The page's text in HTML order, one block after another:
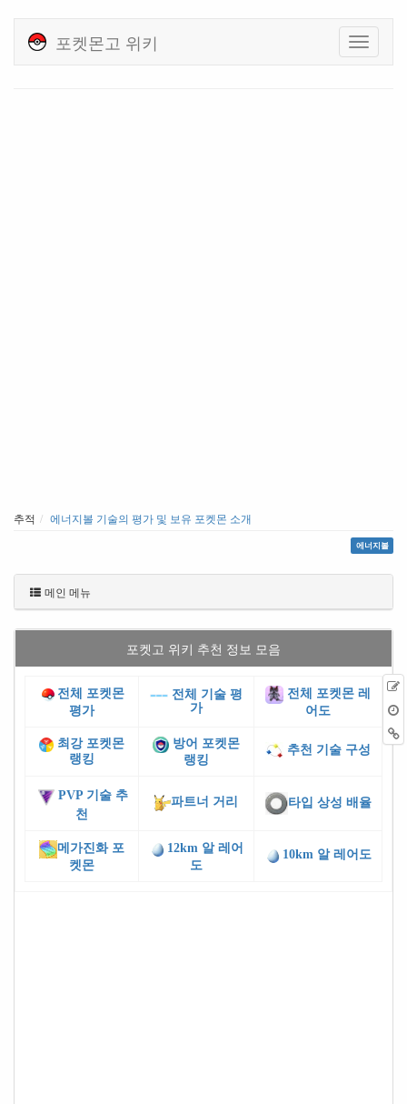
포켓몬고 위키
추적 에너지볼 기술의 평가 및 보유 포켓몬 소개
에너지볼
메인 메뉴
포켓고 위키 추천 정보 모음
전체 포켓몬
평가
전체 기술 평
가
전체 포켓몬 레
어도
최강 포켓몬
랭킹
방어 포켓몬
랭킹
추천 기술 구성
PVP 기술 추
천
파트너 거리 타입 상성 배율
메가진화 포
켓몬
12km 알 레어
도
10km 알 레어도